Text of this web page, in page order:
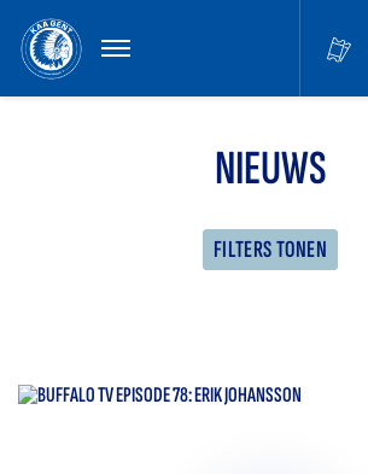
MENU
NIEUWS
FILTERS TONEN